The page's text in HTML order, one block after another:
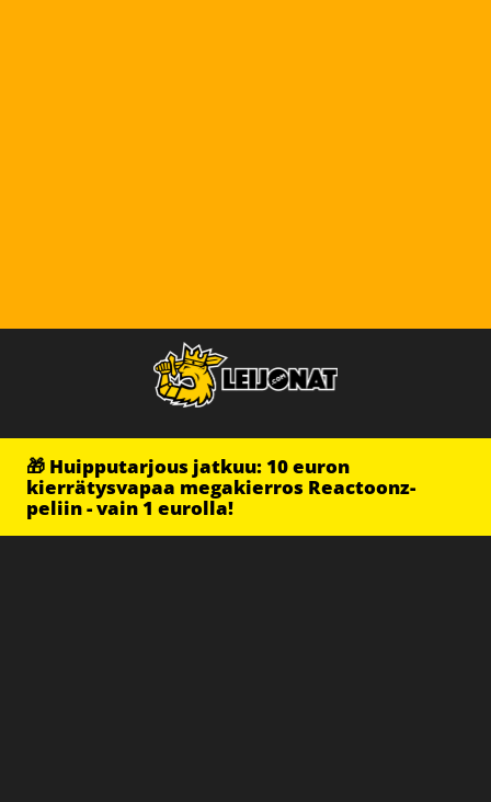
🎁 Huipputarjous jatkuu: 10 euron
kierrätysvapaa megakierros Reactoonz-
peliin - vain 1 eurolla!